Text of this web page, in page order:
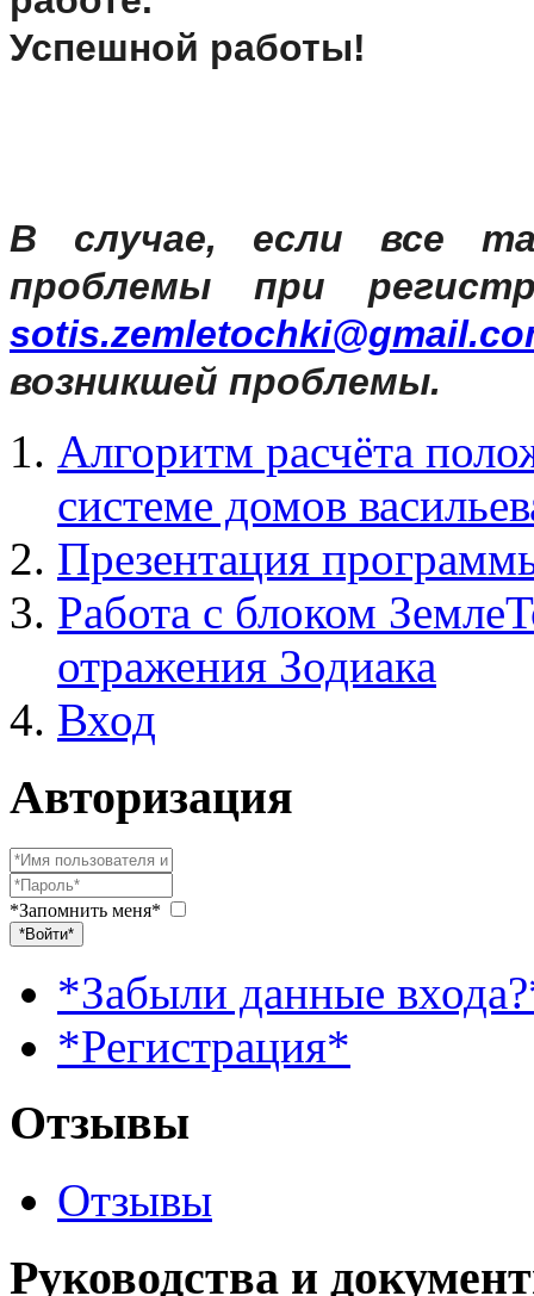
Успешной работы!
В случае, если все
проблемы при
возникшей проблемы.
Алгоритм расчёта
системе домов
Презентация
Работа с блоком
отражения Зодиака
Вход
Авторизация
*Запомнить меня*
*Войти*
*Забыли данные
*Регистрация*
Отзывы
Отзывы
Руководства и